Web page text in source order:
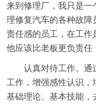
来到修理厂，我只是一
理修复汽车的各种故障
责任感的员工，在工作
他应该比老板更负责任
认真对待工作。通
工作，增强感性认识
基础理论、基本技能，